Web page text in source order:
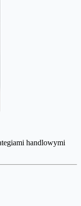
handlowymi